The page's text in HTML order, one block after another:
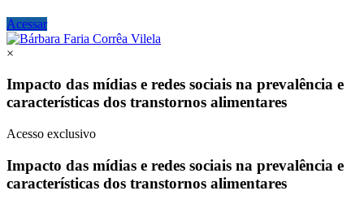
Acessar
×
Impacto das mídias e redes sociais na prevalência e
características dos transtornos alimentares
Acesso exclusivo
Impacto das mídias e redes sociais na prevalência e
características dos transtornos alimentares